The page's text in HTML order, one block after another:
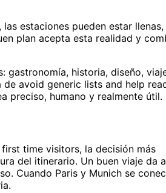
estaciones pueden estar
plan acepta esta realidad y
gastronomía, historia, diseño,
avoid generic lists and help
preciso, humano y realmente útil.
time visitors, la decisión más
del itinerario. Un buen viaje da
Cuando Paris y Munich se